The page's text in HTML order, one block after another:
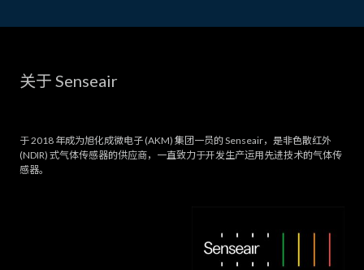
关于 Senseair
于 2018 年成为旭化成微电子 (AKM) 集团一员的 Senseair，是非色散红外
(NDIR) 式气体传感器的供应商，一直致力于开发生产运用先进技术的气体传
感器。